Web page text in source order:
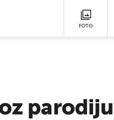
FOTO
parodiju